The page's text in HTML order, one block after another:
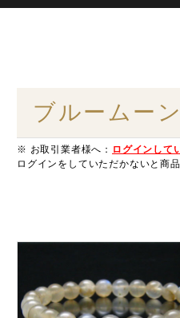
ブルームー
※ お取引業者様へ： ログインして
ログインをしていただかないと商